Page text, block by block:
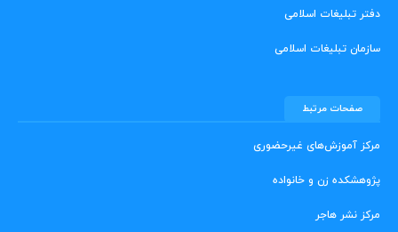
دفتر تبلیغات اسلامی
سازمان تبلیغات اسلامی
صفحات مرتبط
مرکز آموزش‌های غیرحضوری
پژوهشکده زن و خانواده
مرکز نشر هاجر